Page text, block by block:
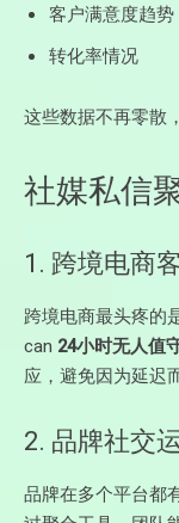
客户满意度趋势
转化率情况
这些数据不再零散
社媒私信
1. 跨境电商
跨境电商最头疼的
can 24小时无人值
应，避免因为延迟
2. 品牌社交
品牌在多个平台都